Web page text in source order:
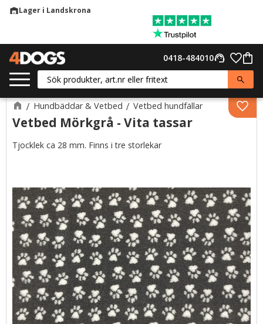
warehouseLager i Landskrona
support_agent
0418-484010
Hundbäddar & Vetbed Vetbed hundfällar
Vetbed Mörkgrå - Vita tassar
Tjocklek ca 28 mm. Finns i tre storlekar